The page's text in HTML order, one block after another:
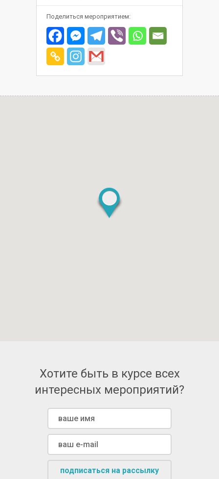
Поделиться мероприятием:
Хотите быть в курсе всех
интересных мероприятий?
подписаться на рассылку